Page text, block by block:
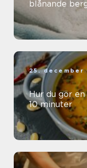
blånande
25. december
Hur du gör
10 minuter